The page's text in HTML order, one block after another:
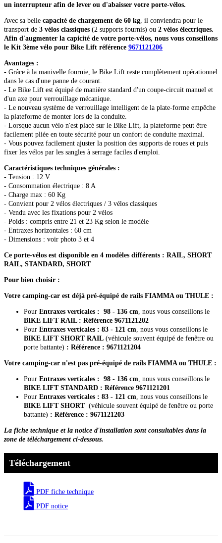
un interrupteur afin de lever ou d'abaisser votre porte-vélos.
Avec sa belle capacité de chargement de 60 kg , il conviendra pour le
transport de 3 vélos classiques (2 supports fournis) ou 2 vélos électriques.
Afin d'augmenter la capicité de votre porte-vélos, nous vous conseillons
le Kit 3ème vélo pour Bike Lift référence 9671121206
Avantages :
- Grâce à la manivelle fournie, le Bike Lift reste complètement opérationnel
dans le cas d'une panne de courant.
- Le Bike Lift est équipé de manière standard d'un coupe-circuit manuel et
d'un axe pour verrouillage mécanique.
- Le nouveau système de verrouillage intelligent de la plate-forme empêche
la plateforme de monter lors de la conduite.
- Lorsque aucun vélo n'est placé sur le Bike Lift, la plateforme peut être
facilement pliée en toute sécurité pour un confort de conduite maximal.
- Vous pouvez facilement ajuster la position des supports de roues et puis
fixer les vélos par les sangles à serrage faciles d'emploi.
Caractéristiques techniques générales :
- Tension : 12 V
- Consommation électrique : 8 A
- Charge max : 60 Kg
- Convient pour 2 vélos électriques / 3 vélos classiques
- Vendu avec les fixations pour 2 vélos
- Poids : compris entre 21 et 23 Kg selon le modèle
- Entraxes horizontales : 60 cm
- Dimensions : voir photo 3 et 4
Ce porte-vélos est disponible en 4 modèles différents : RAIL, SHORT
RAIL, STANDARD, SHORT
Pour bien choisir :
Votre camping-car est déjà pré-équipé de rails FIAMMA ou THULE :
Pour Entraxes verticales : 98 - 136 cm , nous vous conseillons le
BIKE LIFT RAIL : Référence 9671121202
Pour Entraxes verticales : 83 - 121 cm , nous vous conseillons le
BIKE LIFT SHORT RAIL (véhicule souvent équipé de fenêtre ou
porte battante) : Référence : 9671121204
Votre camping-car n'est pas pré-équipé de rails FIAMMA ou THULE :
Pour Entraxes verticales : 98 - 136 cm , nous vous conseillons le
BIKE LIFT STANDARD : Référence 9671121201
Pour Entraxes verticales : 83 - 121 cm , nous vous conseillons le
BIKE LIFT SHORT(véhicule souvent équipé de fenêtre ou porte
battante) : Référence : 9671121203
La fiche technique et la notice d'installation sont consultables dans la
zone de téléchargement ci-dessous.
Téléchargement
PDF fiche technique
PDF notice